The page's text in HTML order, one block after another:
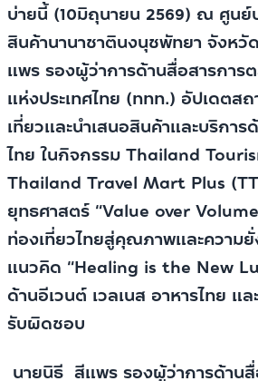
บ่ายนี้ (10มิถุนายน 2569) ณ ศูนย์
สินค้านานาชาตินงนุชพัทยา จังห
แพร รองผู้ว่าการด้านสื่อสารการ
แห่งประเทศไทย (ททท.) อัปเดตส
เที่ยวและนำเสนอสินค้าและบริการ
ไทย ในกิจกรรม Thailand
Thailand Travel Mart Plus
ยุทธศาสตร์ “Value over
ท่องเที่ยวไทยสู่คุณภาพและความ
แนวคิด “Healing is the New
ด้านอีเวนต์ เวลเนส อาหารไทย แ
รับผิดชอบ
นายนิธี สีแพร รองผู้ว่าการด้าน